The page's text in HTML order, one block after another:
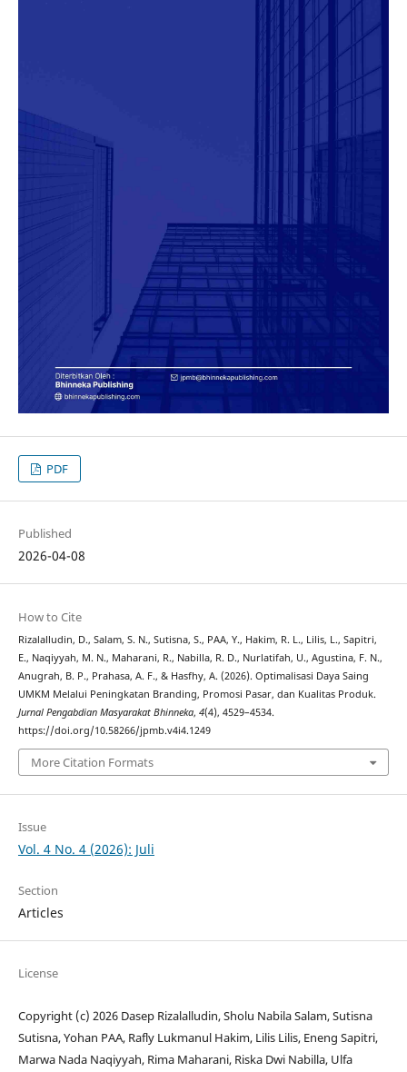
PDF
Published
2026-04-08
How to Cite
Rizalalludin, D., Salam, S. N., Sutisna, S., PAA, Y., Hakim, R. L., Lilis, L., Sapitri,
E., Naqiyyah, M. N., Maharani, R., Nabilla, R. D., Nurlatifah, U., Agustina, F. N.,
Anugrah, B. P., Prahasa, A. F., & Hasfhy, A. (2026). Optimalisasi Daya Saing
UMKM Melalui Peningkatan Branding, Promosi Pasar, dan Kualitas Produk.
Jurnal Pengabdian Masyarakat Bhinneka, 4(4), 4529–4534.
https://doi.org/10.58266/jpmb.v4i4.1249
More Citation Formats
Issue
Vol. 4 No. 4 (2026): Juli
Section
Articles
License
Copyright (c) 2026 Dasep Rizalalludin, Sholu Nabila Salam, Sutisna
Sutisna, Yohan PAA, Rafly Lukmanul Hakim, Lilis Lilis, Eneng Sapitri,
Marwa Nada Naqiyyah, Rima Maharani, Riska Dwi Nabilla, Ulfa